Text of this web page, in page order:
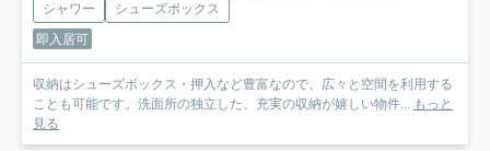
シャワー
シューズボックス
即入居可
収納はシューズボックス・押入など豊富なので、広々と空間を利用する
ことも可能です。洗面所の独立した、充実の収納が嬉しい物件... もっと
見る